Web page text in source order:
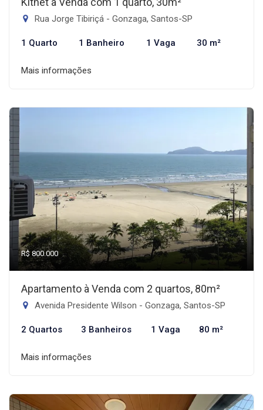
Rua Jorge Tibiriçá - Gonzaga, Santos-SP
1 Quarto 1 Banheiro 1 Vaga 30 m²
Mais informações
R$ 800.000
Apartamento à Venda com 2 quartos, 80m²
Avenida Presidente Wilson - Gonzaga, Santos-SP
2 Quartos 3 Banheiros 1 Vaga 80 m²
Mais informações